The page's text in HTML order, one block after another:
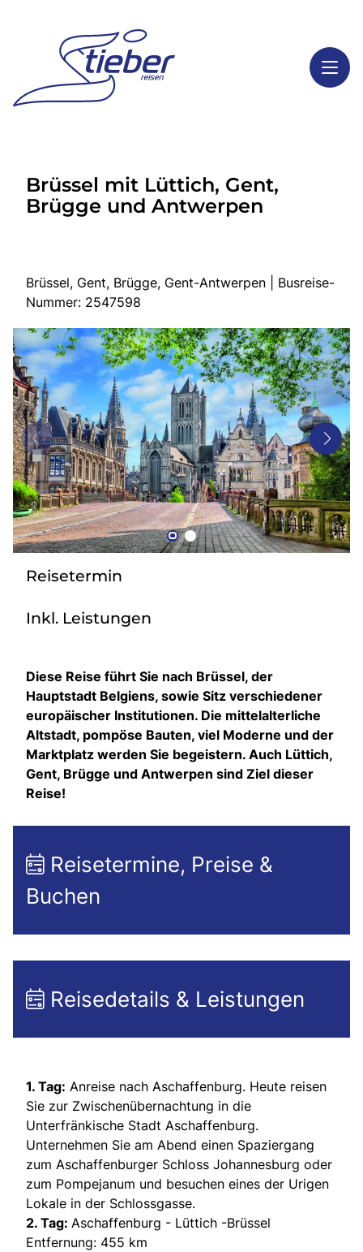
Highlights
Service
Busreisen
Bus mieten
Gutscheine
Kontakt
Brüssel mit Lüttich, Gent,
Brügge und Antwerpen
Brüssel, Gent, Brügge, Gent-Antwerpen | Busreise-
Nummer: 2547598
Reisetermin
Inkl. Leistungen
Diese Reise führt Sie nach Brüssel, der
Hauptstadt Belgiens, sowie Sitz verschiedener
europäischer Institutionen. Die mittelalterliche
Altstadt, pompöse Bauten, viel Moderne und der
Marktplatz werden Sie begeistern. Auch Lüttich,
Gent, Brügge und Antwerpen sind Ziel dieser
Reise!
Reisetermine, Preise &
Buchen
Reisedetails & Leistungen
1. Tag: Anreise nach Aschaffenburg. Heute reisen
Sie zur Zwischenübernachtung in die
Unterfränkische Stadt Aschaffenburg.
Unternehmen Sie am Abend einen Spaziergang
zum Aschaffenburger Schloss Johannesburg oder
zum Pompejanum und besuchen eines der Urigen
Lokale in der Schlossgasse.
2. Tag: Aschaffenburg - Lüttich -Brüssel
Entfernung: 455 km